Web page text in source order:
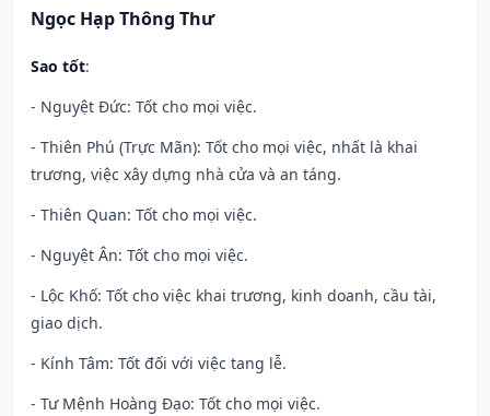
Ngọc Hạp Thông Thư
Sao tốt:
- Nguyệt Đức: Tốt cho mọi việc.
- Thiên Phú (Trực Mãn): Tốt cho mọi việc, nhất là khai
trương, việc xây dựng nhà cửa và an táng.
- Thiên Quan: Tốt cho mọi việc.
- Nguyệt Ân: Tốt cho mọi việc.
- Lộc Khố: Tốt cho việc khai trương, kinh doanh, cầu tài,
giao dịch.
- Kính Tâm: Tốt đối với việc tang lễ.
- Tư Mệnh Hoàng Đạo: Tốt cho mọi việc.